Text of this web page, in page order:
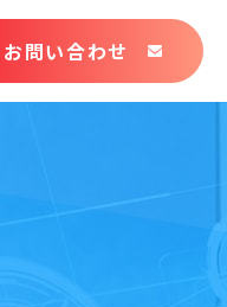
お問い合わせ